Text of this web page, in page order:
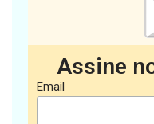
Assine
Email